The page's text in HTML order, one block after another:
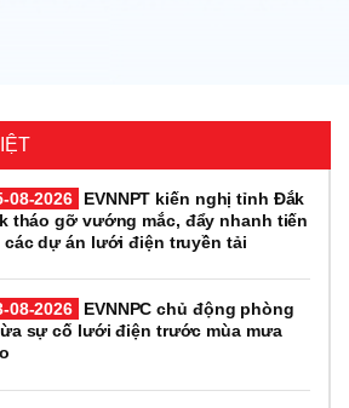
08-2026
EVNNPT kiến nghị tỉnh Đắk
tháo gỡ vướng mắc, đẩy nhanh tiến
các dự án lưới điện truyền tải
08-2026
EVNNPC chủ động phòng
sự cố lưới điện trước mùa mưa